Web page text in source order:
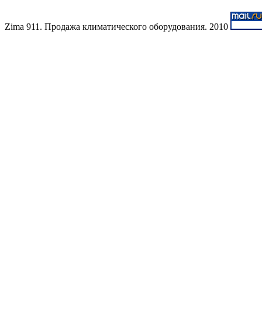
Zima 911. Продажа климатического оборудования. 2010